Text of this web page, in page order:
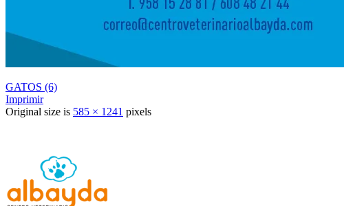
GATOS (6)
Imprimir
Original size is 585 × 1241 pixels